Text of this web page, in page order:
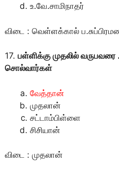
உ.வே.சாமிநாதர்
விடை : வெள்ளக்கால்
17. பள்ளிக்கு முதலில்
சொல்வார்கள்
வேத்தான்
முதலான்
சட்டாம்பிள்ளை
சிசியான்
விடை : முதலான்